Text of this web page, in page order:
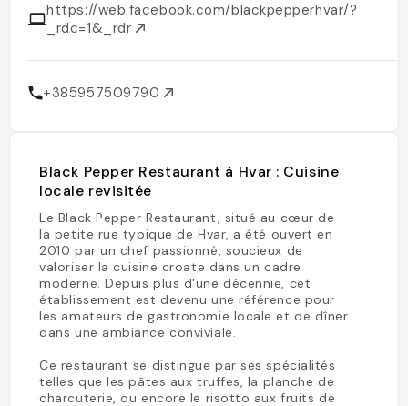
https://web.facebook.com/blackpepperhvar/?
_rdc=1&_rdr
+385957509790
Black Pepper Restaurant à Hvar : Cuisine
locale revisitée
Le Black Pepper Restaurant, situé au cœur de
la petite rue typique de Hvar, a été ouvert en
2010 par un chef passionné, soucieux de
valoriser la cuisine croate dans un cadre
moderne. Depuis plus d'une décennie, cet
établissement est devenu une référence pour
les amateurs de gastronomie locale et de dîner
dans une ambiance conviviale.
Ce restaurant se distingue par ses spécialités
telles que les pâtes aux truffes, la planche de
charcuterie, ou encore le risotto aux fruits de